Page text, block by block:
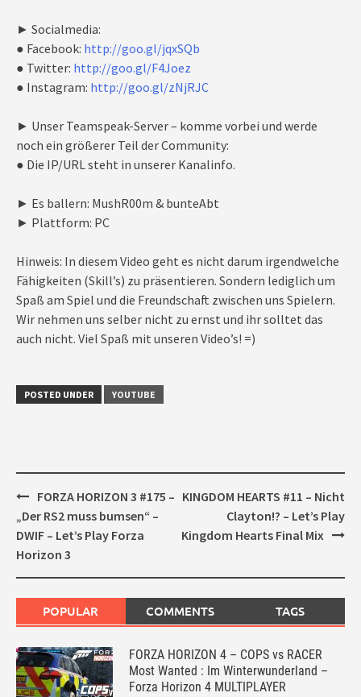
► Socialmedia:
● Facebook: http://goo.gl/jqxSQb
● Twitter: http://goo.gl/F4Joez
● Instagram: http://goo.gl/zNjRJC
► Unser Teamspeak-Server – komme vorbei und werde
noch ein größerer Teil der Community:
● Die IP/URL steht in unserer Kanalinfo.
► Es ballern: MushR00m & bunteAbt
► Plattform: PC
Hinweis: In diesem Video geht es nicht darum irgendwelche
Fähigkeiten (Skill’s) zu präsentieren. Sondern lediglich um
Spaß am Spiel und die Freundschaft zwischen uns Spielern.
Wir nehmen uns selber nicht zu ernst und ihr solltet das
auch nicht. Viel Spaß mit unseren Video’s! =)
POSTED UNDER YOUTUBE
Post
navigation
FORZA HORIZON 3 #175 –
„Der RS2 muss bumsen“ –
DWIF – Let’s Play Forza
Horizon 3
KINGDOM HEARTS #11 – Nicht
Clayton!? – Let’s Play
Kingdom Hearts Final Mix
POPULAR COMMENTS TAGS
FORZA HORIZON 4 – COPS vs RACER
Most Wanted : Im Winterwunderland –
Forza Horizon 4 MULTIPLAYER